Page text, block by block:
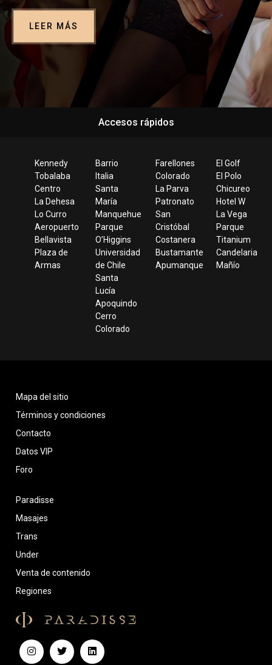
LEER MÁS
Accesos rápidos
Kennedy
Tobalaba
Centro
La Dehesa
Lo Curro
Aeropuerto
Bellavista
Plaza de
Armas
Barrio
Italia
Santa
María
Manquehue
Parque
O’Higgins
Universidad
de Chile
Santa
Lucía
Apoquindo
Cerro
Colorado
Farellones
Colorado
La Parva
Patronato
San
Cristóbal
Costanera
Bustamante
Apumanque
El Golf
El Polo
Chicureo
Hotel W
La Vega
Parque
Titanium
Candelaria
Mañío
Paradisse
Masajes
Trans
Under
Venta de contenido
Regiones
Mapa del sitio
Términos y condiciones
Contacto
Datos VIP
Foro